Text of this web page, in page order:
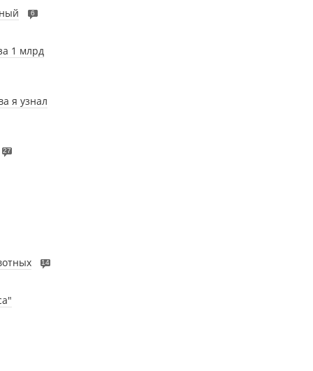
6
1 млрд
я узнал
27
14